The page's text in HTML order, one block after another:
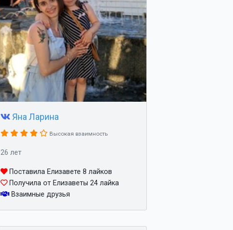
Яна Ларина
Высокая взаимность
26 лет
Поставила Елизавете 8 лайков
Получила от Елизаветы 24 лайка
Взаимные друзья